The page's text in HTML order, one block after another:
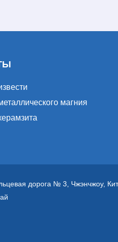
магния
дорога № 3, Чжэнчжоу,